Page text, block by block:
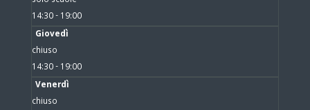
14:30 - 19:00
Giovedì
chiuso
14:30 - 19:00
Venerdì
chiuso